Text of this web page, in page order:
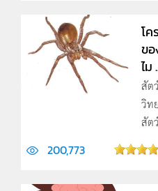
โ
ข
ไม
สัต
วิท
สัต
200,773